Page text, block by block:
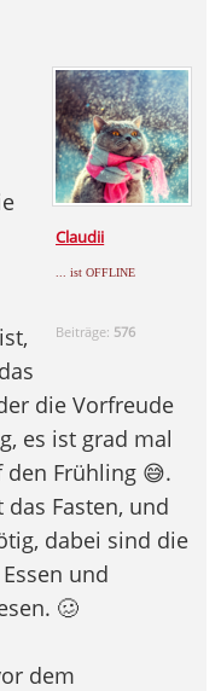
Claudii
... ist OFFLINE
Beiträge: 576
die Vorfreude
es ist grad mal
Frühling 😅.
Fasten, und
dabei sind die
und
🥴
dem